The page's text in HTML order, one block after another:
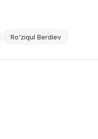
Ro'ziqul Berdiev